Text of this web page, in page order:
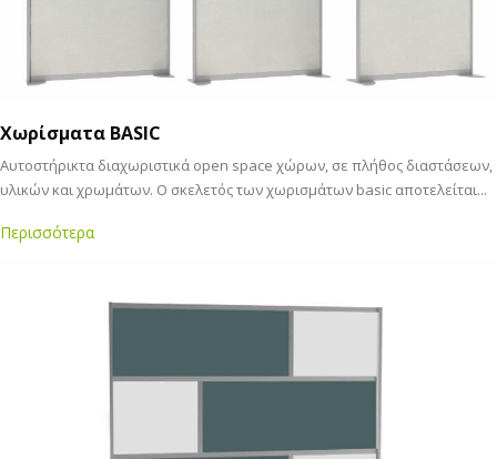
Χωρίσματα BASIC
Αυτοστήρικτα διαχωριστικά open space χώρων, σε πλήθος διαστάσεων,
υλικών και χρωμάτων. Ο σκελετός των χωρισμάτων basic αποτελείται...
Περισσότερα